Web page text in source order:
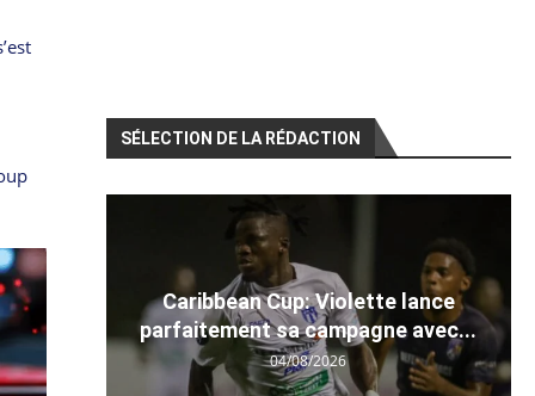
SÉLECTION DE LA RÉDACTION
Caribbean Cup: Violette lance
parfaitement sa campagne avec...
04/08/2026